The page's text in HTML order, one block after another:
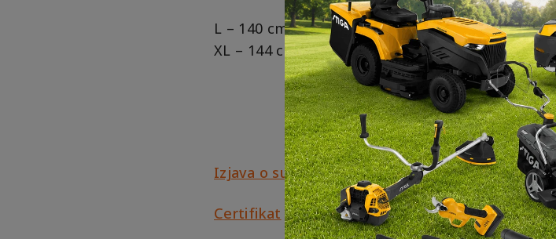
L – 140 cm
XL – 144 cm
Izjava o sukladnosti
Certifikat